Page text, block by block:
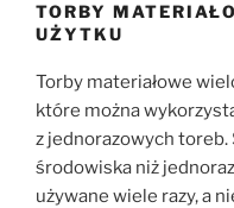
TORBY
UŻYTKU
Torby materiałowe
które można
z jednorazowych toreb.
środowiska niż
używane wiele razy, a